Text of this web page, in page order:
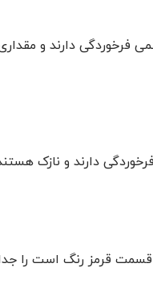
فرخوردگی دارند و
دارند و نازک
قسمت قرمز رنگ است را